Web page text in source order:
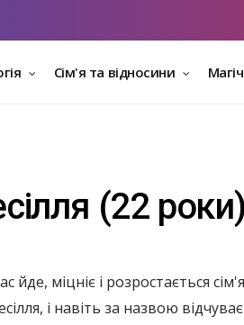
Сім'я та відносини
(22 роки)
йде, міцніє і розростається
і навіть за назвою